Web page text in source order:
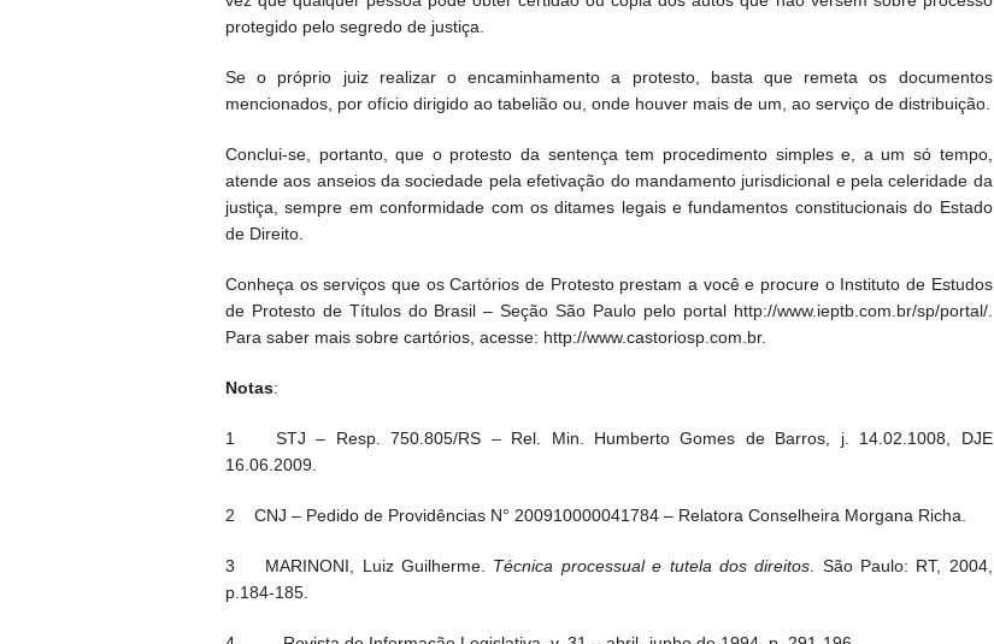
protegido pelo segredo de justiça.
Se o próprio juiz realizar o encaminhamento a protesto, basta que remeta os documentos
mencionados, por ofício dirigido ao tabelião ou, onde houver mais de um, ao serviço de distribuição.
Conclui-se, portanto, que o protesto da sentença tem procedimento simples e, a um só tempo,
atende aos anseios da sociedade pela efetivação do mandamento jurisdicional e pela celeridade da
justiça, sempre em conformidade com os ditames legais e fundamentos constitucionais do Estado
de Direito.
Conheça os serviços que os Cartórios de Protesto prestam a você e procure o Instituto de Estudos
de Protesto de Títulos do Brasil – Seção São Paulo pelo portal http://www.ieptb.com.br/sp/portal/.
Para saber mais sobre cartórios, acesse: http://www.castoriosp.com.br.
Notas:
1 STJ – Resp. 750.805/RS – Rel. Min. Humberto Gomes de Barros, j. 14.02.1008, DJE
16.06.2009.
2 CNJ – Pedido de Providências N° 200910000041784 – Relatora Conselheira Morgana Richa.
3 MARINONI, Luiz Guilherme. Técnica processual e tutela dos direitos . São Paulo: RT, 2004,
p.184-185.